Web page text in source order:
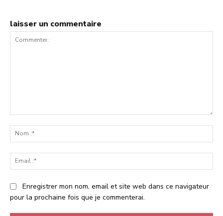
laisser un commentaire
:*
:*
Enregistrer mon nom, email et site web dans ce navigateur
pour la prochaine fois que je commenterai.